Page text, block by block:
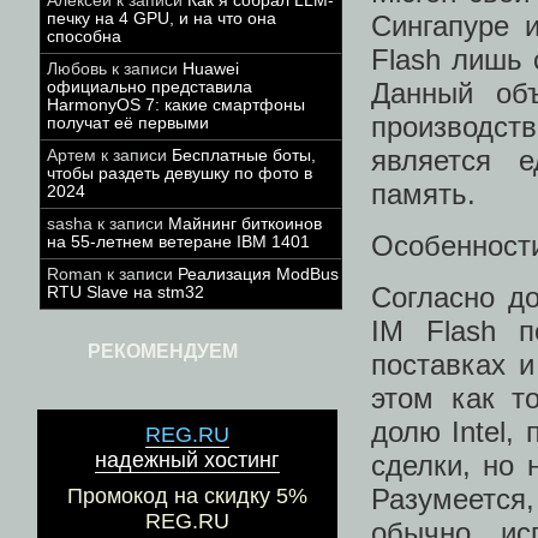
печку на 4 GPU, и на что она
способна
Любовь к записи Huawei
официально представила
HarmonyOS 7: какие смартфоны
получат её первыми
Артем к записи Бесплатные боты,
чтобы раздеть девушку по фото в
2024
sasha к записи Майнинг биткоинов
на 55-летнем ветеране IBM 1401
Roman к записи Реализация ModBus
RTU Slave на stm32
РЕКОМЕНДУЕМ
REG.RU
надежный хостинг
Промокод на скидку 5%
REG.RU
Сингапуре
Flash лишь
Данный
является
память.
Согласно
IM Flash
поставках
этом как
долю Intel,
сделки, но